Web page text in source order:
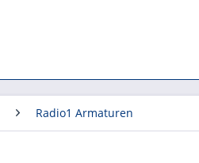
Radio1 Armaturen